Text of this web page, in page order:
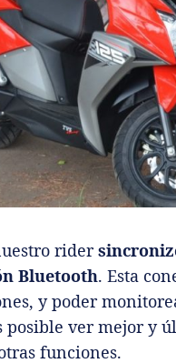
rider
Bluetooth. Esta
y poder
posible ver mejor y
funciones.